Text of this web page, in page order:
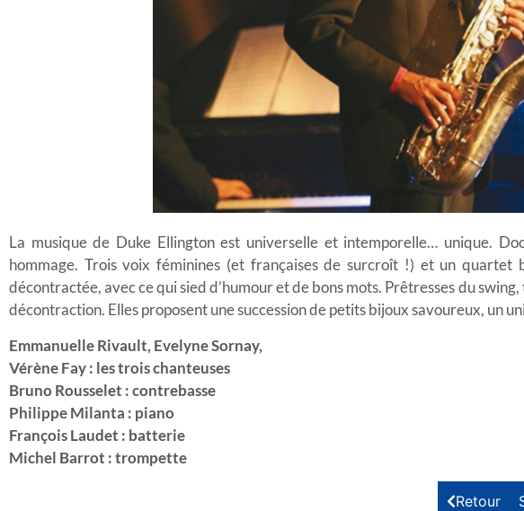
La musique de Duke Ellington est universelle et intemporelle… unique.
hommage. Trois voix féminines (et françaises de surcroît !) et un quartet
décontractée, avec ce qui sied d’humour et de bons mots. Prêtresses du
décontraction. Elles proposent une succession de petits bijoux savoureux, un
Emmanuelle Rivault, Evelyne Sornay,
Vérène Fay : les trois chanteuses
Bruno Rousselet : contrebasse
Philippe Milanta : piano
François Laudet : batterie
Michel Barrot : trompette
Retour